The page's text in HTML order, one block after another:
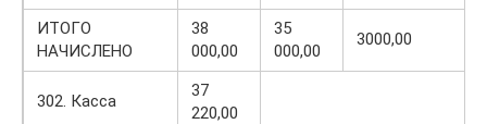
ИТОГО
НАЧИСЛЕНО
38
000,00
35
000,00
3000,00
302. Касса
37
220,00